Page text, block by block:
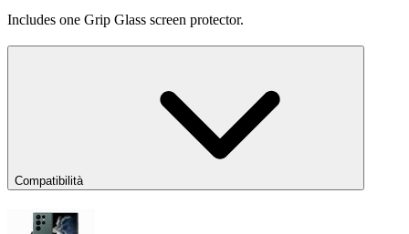
Includes one Grip Glass screen protector.
Compatibilità